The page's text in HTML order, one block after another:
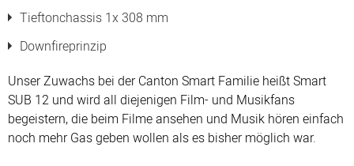
Tieftonchassis 1x 308 mm
Downfireprinzip
Unser Zuwachs bei der Canton Smart Familie heißt Smart
SUB 12 und wird all diejenigen Film- und Musikfans
begeistern, die beim Filme ansehen und Musik hören einfach
noch mehr Gas geben wollen als es bisher möglich war.